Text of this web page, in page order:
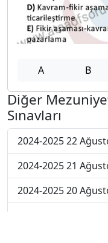
A B
Diğer
Sınavları
2024-2025 22
2024-2025 21
2024-2025 20